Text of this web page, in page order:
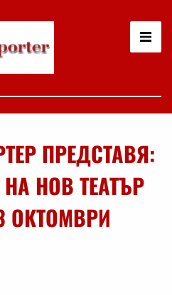
ПРЕДСТАВЯ:
НОВ ТЕАТЪР
ОКТОМВРИ